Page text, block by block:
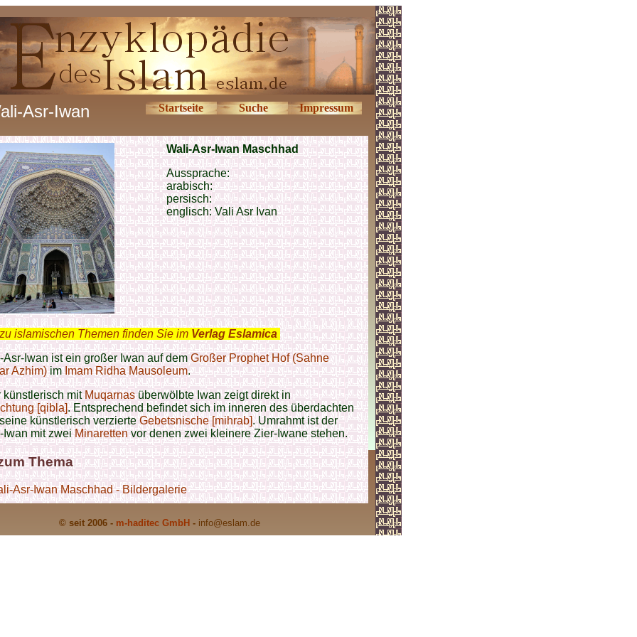
Asr-Iwan Startseite Suche Impressum
Wali-Asr-Iwan Maschhad
Aussprache:
arabisch:
persisch:
englisch: Vali Asr Ivan
islamischen Themen finden Sie im Verlag Eslamica
Asr-Iwan ist ein großer Iwan auf demGroßer Prophet Hof (Sahne
Azhim)imImam Ridha Mausoleum.
künstlerisch mitMuqarnasüberwölbte Iwan zeigt direkt in
[qibla]. Entsprechend befindet sich im inneren des überdachten
künstlerisch verzierteGebetsnische [mihrab]. Umrahmt ist der
Iwan mit zweiMinarettenvor denen zwei kleinere Zier-Iwane stehen.
Thema
Asr-Iwan Maschhad - Bildergalerie
© seit 2006 - m-haditec GmbH - info@eslam.de